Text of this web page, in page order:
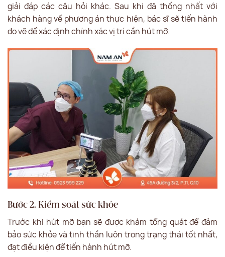
giải đáp các câu hỏi khác. Sau khi đã thống nhất với
khách hàng về phương án thực hiện, bác sĩ sẽ tiến hành
đo vẽ để xác định chính xác vị trí cần hút mỡ.
Bước 2. Kiểm soát sức khỏe
Trước khi hút mỡ bạn sẽ được khám tổng quát để đảm
bảo sức khỏe và tinh thần luôn trong trạng thái tốt nhất,
đạt điều kiện để tiến hành hút mỡ.